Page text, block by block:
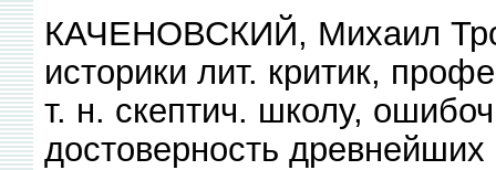
КАЧЕНОВСКИЙ, Михаил
историки лит. критик,
т. н. скептич. школу,
достоверность